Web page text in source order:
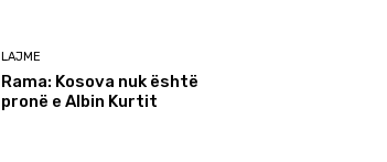
LAJME
Rama: Kosova nuk është
pronë e Albin Kurtit